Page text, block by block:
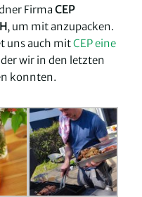
Firma CEP
, um mit anzupacken.
uns auch mitCEP eine
wir in den letzten
konnten.